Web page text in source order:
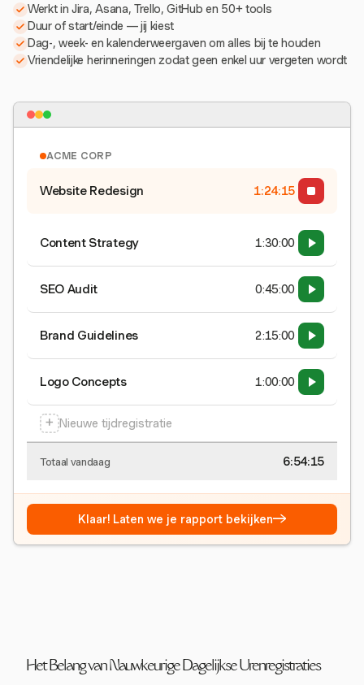
Werkt in Jira, Asana, Trello, GitHub en 50+ tools
Duur of start/einde — jij kiest
Dag-, week- en kalenderweergaven om alles bij te houden
Vriendelijke herinneringen zodat geen enkel uur vergeten wordt
ACME CORP
Website Redesign 1:24:16
Content Strategy 1:30:00
SEO Audit 0:45:00
Brand Guidelines 2:15:00
Logo Concepts 1:00:00
+ Nieuwe tijdregistratie
Totaal vandaag 6:54:16
Klaar! Laten we je rapport bekijken→
Het Belang van Nauwkeurige Dagelijkse Urenregistraties